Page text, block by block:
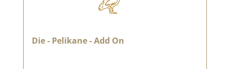
Die - Pelikane - Add On